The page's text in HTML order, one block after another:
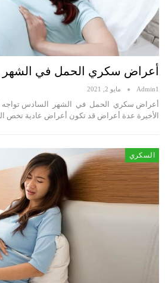
أعراض سكري الحمل في
Admin1 مايو 2, 2021
أعراض سكري الحمل في الشهر السادس تواجه
الأخيرة عدة أعراض قد تكون أعراض عادية تخص
السكري